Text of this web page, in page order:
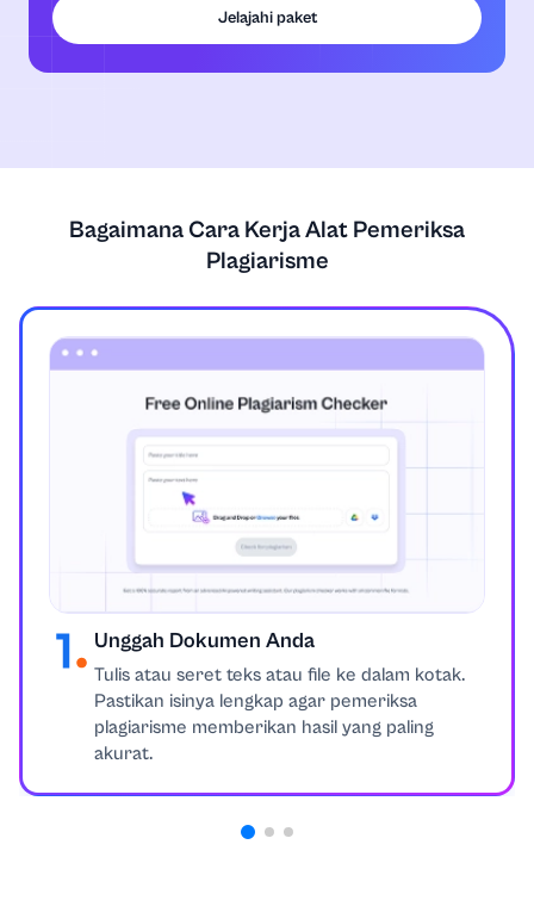
Jelajahi paket
Bagaimana Cara Kerja Alat Pemeriksa
Plagiarisme
Unggah Dokumen Anda
Tulis atau seret teks atau file ke dalam kotak.
Pastikan isinya lengkap agar pemeriksa
plagiarisme memberikan hasil yang paling
akurat.